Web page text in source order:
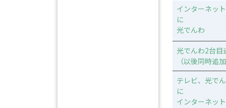
インターネッ
に
光でんわ
光でんわ2台目
（以後同時追
テレビ、光で
に
インターネッ